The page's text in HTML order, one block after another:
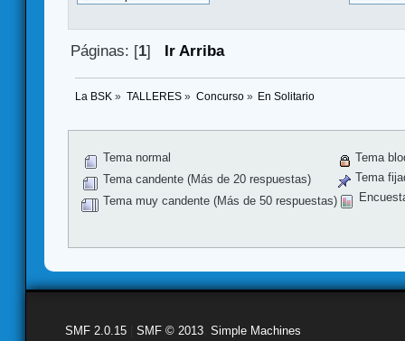
Páginas: [1] Ir Arriba
La BSK » TALLERES» Concurso» En Solitario
Tema normal
Tema candente (Más de 20 respuestas)
Tema muy candente (Más de 50 respuestas)
Tema
Tema
SMF 2.0.15 SMF © 2013 Simple Machines